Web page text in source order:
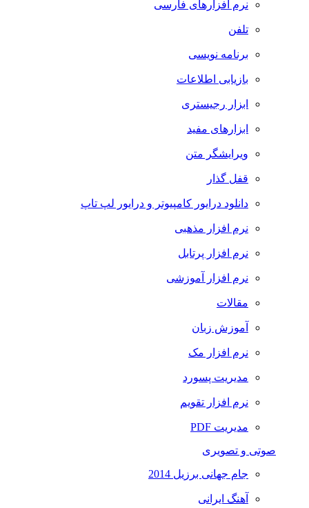
نرم افزارهای فارسی
تلفن
برنامه نویسی
بازیابی اطلاعات
ابزار رجیستری
ابزارهای مفید
ویرایشگر متن
قفل گذار
دانلود درایور کامپیوتر و درایور لپ تاپ
نرم افزار مذهبی
نرم افزار پرتابل
نرم افزار آموزشی
مقالات
آموزش زبان
نرم افزار مک
مدیریت پسورد
نرم افزار تقویم
مدیریت PDF
صوتی و تصویری
جام جهانی برزیل 2014
آهنگ ایرانی